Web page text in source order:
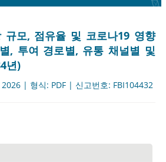
규모, 점유율 및 코로나19 영향
, 투여 경로별, 유통 채널별 및
년)
| 형식: PDF | 신고번호: FBI104432